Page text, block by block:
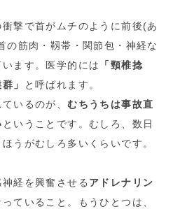
撃で首がムチのように前後(あ
の筋肉・靱帯・関節包・神経な
ます。医学的には
「頸椎捻
」
と呼ばれます。
いるのが、むちうちは事故直
ということです。むしろ、数日
うがむしろ多いくらいです。
経を興奮させる アドレナリン
ていること。もうひとつは、